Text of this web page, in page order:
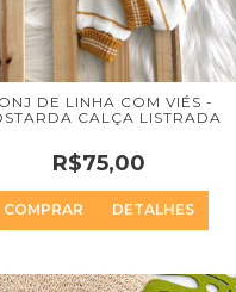
DE LINHA COM VIÉS -
CALÇA LISTRADA
R$75,00
COMPRAR DETALHES